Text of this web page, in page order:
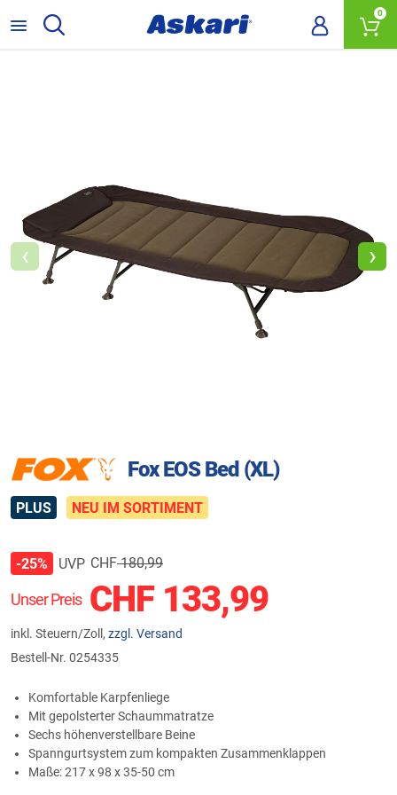
0
‹ ›
Fox EOS Bed (XL)
PLUS NEU IM SORTIMENT
Unser Preis CHF133,99
inkl. Steuern/Zoll, zzgl. Versand
-25% UVP CHF180,99
Bestell-Nr. 0254335
Komfortable Karpfenliege
Mit gepolsterter Schaummatratze
Sechs höhenverstellbare Beine
Spanngurtsystem zum kompakten Zusammenklappen
Maße: 217 x 98 x 35-50 cm